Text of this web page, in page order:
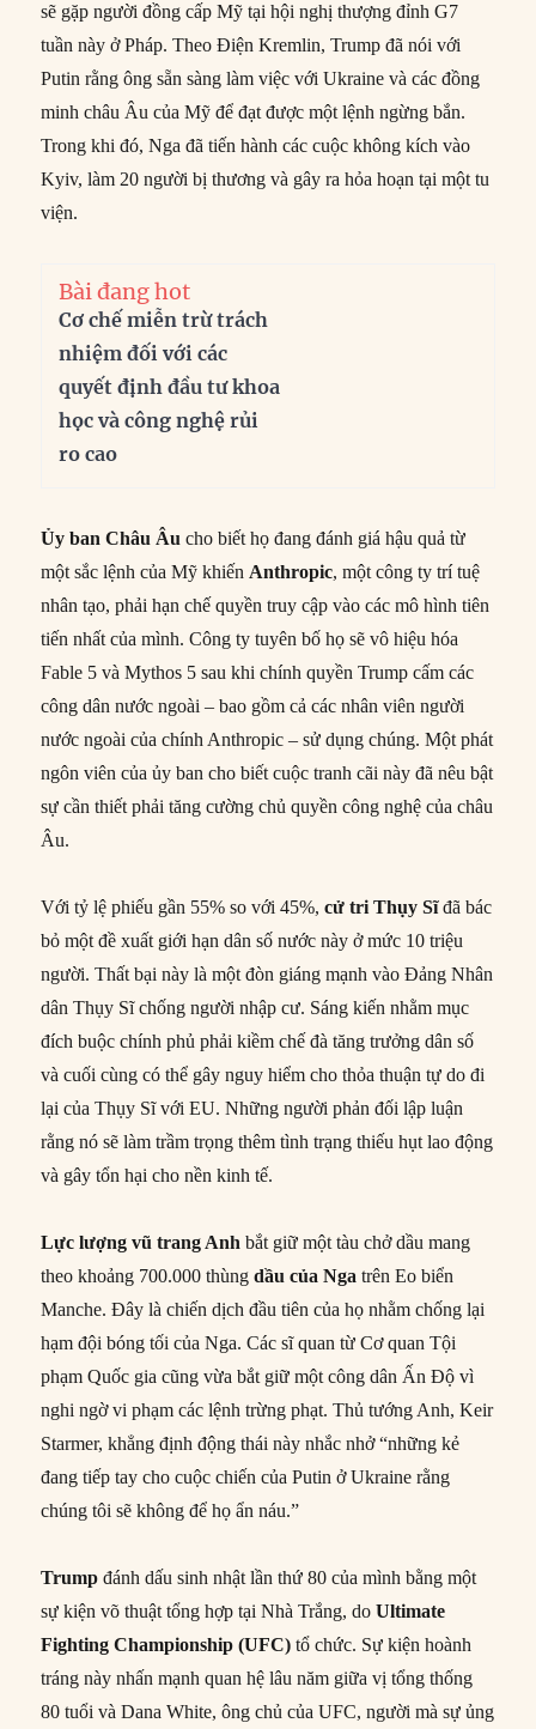
sẽ gặp người đồng cấp Mỹ tại hội nghị thượng đỉnh G7
tuần này ở Pháp. Theo Điện Kremlin, Trump đã nói với
Putin rằng ông sẵn sàng làm việc với Ukraine và các đồng
minh châu Âu của Mỹ để đạt được một lệnh ngừng bắn.
Trong khi đó, Nga đã tiến hành các cuộc không kích vào
Kyiv, làm 20 người bị thương và gây ra hỏa hoạn tại một tu
viện.
Bài đang hot
Cơ chế miễn trừ trách
nhiệm đối với các
quyết định đầu tư khoa
học và công nghệ rủi
ro cao
Ủy ban Châu Âu cho biết họ đang đánh giá hậu quả từ
một sắc lệnh của Mỹ khiến Anthropic, một công ty trí tuệ
nhân tạo, phải hạn chế quyền truy cập vào các mô hình tiên
tiến nhất của mình. Công ty tuyên bố họ sẽ vô hiệu hóa
Fable 5 và Mythos 5 sau khi chính quyền Trump cấm các
công dân nước ngoài – bao gồm cả các nhân viên người
nước ngoài của chính Anthropic – sử dụng chúng. Một phát
ngôn viên của ủy ban cho biết cuộc tranh cãi này đã nêu bật
sự cần thiết phải tăng cường chủ quyền công nghệ của châu
Âu.
Với tỷ lệ phiếu gần 55% so với 45%,cử tri Thụy Sĩđã bác
bỏ một đề xuất giới hạn dân số nước này ở mức 10 triệu
người. Thất bại này là một đòn giáng mạnh vào Đảng Nhân
dân Thụy Sĩ chống người nhập cư. Sáng kiến nhằm mục
đích buộc chính phủ phải kiềm chế đà tăng trưởng dân số
và cuối cùng có thể gây nguy hiểm cho thỏa thuận tự do đi
lại của Thụy Sĩ với EU. Những người phản đối lập luận
rằng nó sẽ làm trầm trọng thêm tình trạng thiếu hụt lao động
và gây tổn hại cho nền kinh tế.
Lực lượng vũ trang Anh bắt giữ một tàu chở dầu mang
theo khoảng 700.000 thùngdầu của Nga trên Eo biển
Manche. Đây là chiến dịch đầu tiên của họ nhằm chống lại
hạm đội bóng tối của Nga. Các sĩ quan từ Cơ quan Tội
phạm Quốc gia cũng vừa bắt giữ một công dân Ấn Độ vì
nghi ngờ vi phạm các lệnh trừng phạt. Thủ tướng Anh, Keir
Starmer, khẳng định động thái này nhắc nhở “những kẻ
đang tiếp tay cho cuộc chiến của Putin ở Ukraine rằng
chúng tôi sẽ không để họ ẩn náu.”
Trump đánh dấu sinh nhật lần thứ 80 của mình bằng một
sự kiện võ thuật tổng hợp tại Nhà Trắng, doUltimate
Fighting Championship (UFC) tổ chức. Sự kiện hoành
tráng này nhấn mạnh quan hệ lâu năm giữa vị tổng thống
80 tuổi và Dana White, ông chủ của UFC, người mà sự ủng